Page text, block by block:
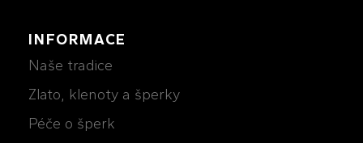
INFORMACE
Naše tradice
Zlato, klenoty a šperky
Péče o šperk